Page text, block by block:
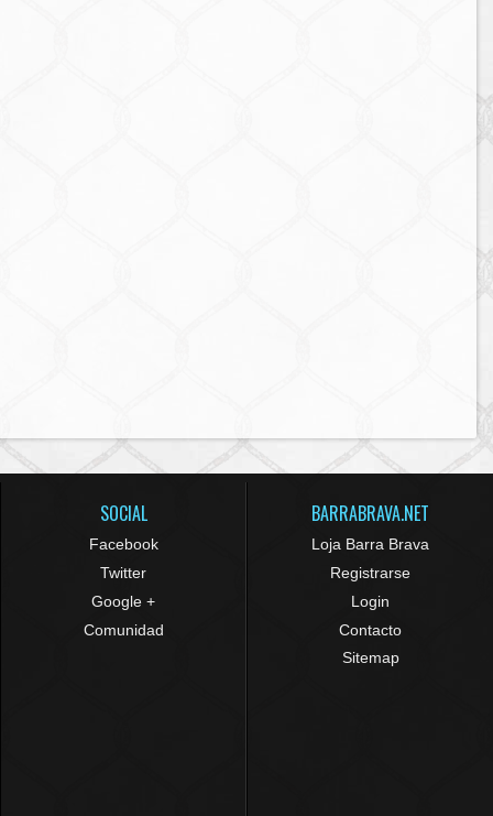
SOCIAL
Facebook
Twitter
Google +
Comunidad
BARRABRAVA.NET
Loja Barra Brava
Registrarse
Login
Contacto
Sitemap